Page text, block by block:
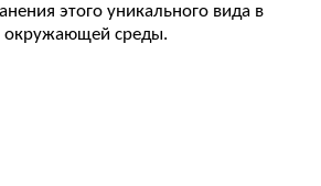
этого уникального вида в
окружающей среды.